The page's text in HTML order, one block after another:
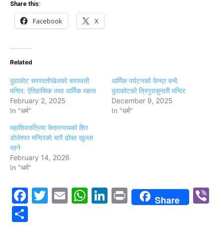
Share this:
Facebook X
Related
दुवाकोट सरस्वतीखेलको सरस्वती
मन्दिर: ऐतिहासिक तथा धार्मिक महत्व
February 2, 2025
In "धर्म"
धार्मिक पर्यटनको केन्द्र बन्दै
दुवाकोटको त्रिपुरासुन्दरी मन्दिर
December 9, 2025
In "धर्म"
महाशिवरात्रिमा केदारनाथको शिर
डोलेश्वर मन्दिरको चारै ढोका खुल्ला
रहने
February 14, 2026
In "धर्म"
Facebook
Twitter
EmailWhatsApp
LinkedIn
PrintShare